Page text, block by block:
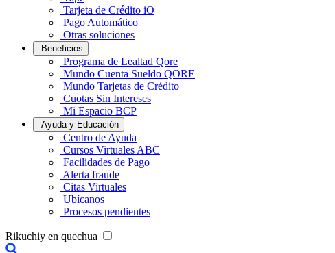
Tarjeta de Crédito iO
Pago Automático
Otras soluciones
Beneficios
Programa de Lealtad Qore
Mundo Cuenta Sueldo QORE
Mundo Tarjetas de Crédito
Cuotas Sin Intereses
Mi Espacio BCP
Ayuda y Educación
Centro de Ayuda
Cursos Virtuales ABC
Facilidades de Pago
Alerta fraude
Citas Virtuales
Ubícanos
Procesos pendientes
Rikuchiy en quechua